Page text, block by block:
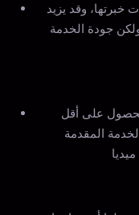
جودة الخدمة
المقدمة